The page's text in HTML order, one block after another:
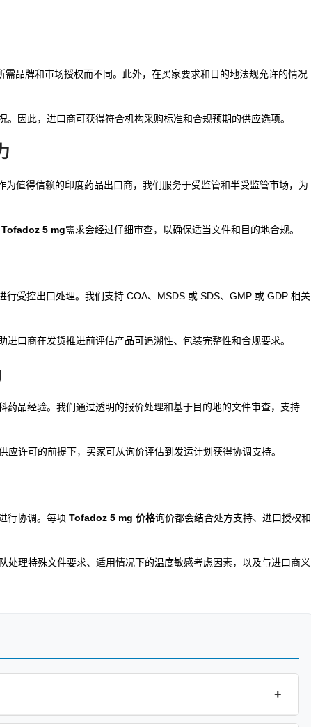
品牌和市场授权而不同。此外，在买家要求和目的地法规允许的情况
因此，进口商可获得符合机构采购标准和合规预期的供应选项。
为值得信赖的印度药品出口商，我们服务于受监管和半受监管市场，为
Tofadoz 5 mg需求会经过仔细审查，以确保适当文件和目的地合规。
受控出口处理。我们支持 COA、MSDS 或 SDS、GMP 或 GDP 相关
口商在发货推进前评估产品可追溯性、包装完整性和合规要求。
品经验。我们通过透明的报价处理和基于目的地的文件审查，支持
许可的前提下，买家可从询价评估到发运计划获得协调支持。
行协调。每项 Tofadoz 5 mg 价格询价都会结合处方支持、进口授权和
处理特殊文件要求、适用情况下的温度敏感考虑因素，以及与进口商义
+